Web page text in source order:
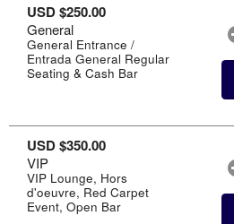
USD $250.00
General
General Entrance /
Entrada General Regular
Seating & Cash Bar
USD $350.00
VIP
VIP Lounge, Hors
d'oeuvre, Red Carpet
Event, Open Bar